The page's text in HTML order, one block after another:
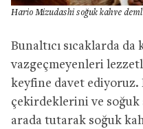
Hario Mizudashi soğuk kahve
Bunaltıcı sıcaklarda
vazgeçmeyenleri
keyfine davet ediyoruz.
çekirdeklerini ve soğuk
arada tutarak soğuk